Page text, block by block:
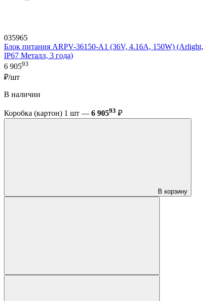
035965
Блок питания ARPV-36150-A1 (36V, 4.16A, 150W) (Arlight,
IP67 Металл, 3 года)
6 90593
₽/шт
В наличии
Коробка (картон) 1 шт — 6 90593 ₽
В корзину